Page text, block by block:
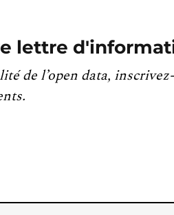
lettre
de l’open data,